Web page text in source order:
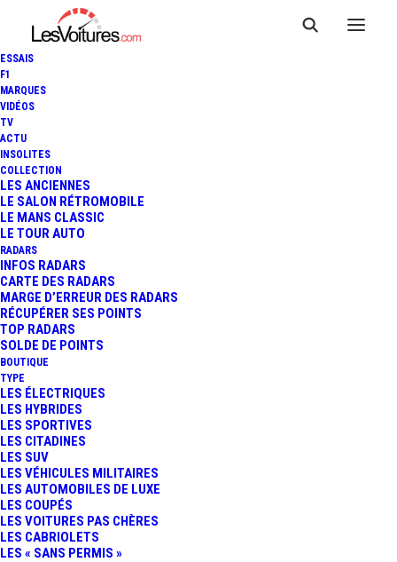
ESSAIS
F1
MARQUES
VIDÉOS
TV
ACTU
INSOLITES
COLLECTION
LES ANCIENNES
LE SALON RÉTROMOBILE
LE MANS CLASSIC
LE TOUR AUTO
RADARS
INFOS RADARS
CARTE DES RADARS
MARGE D’ERREUR DES RADARS
RÉCUPÉRER SES POINTS
TOP RADARS
SOLDE DE POINTS
BOUTIQUE
TYPE
LES ÉLECTRIQUES
LES HYBRIDES
LES SPORTIVES
LES CITADINES
LES SUV
LES VÉHICULES MILITAIRES
LES AUTOMOBILES DE LUXE
LES COUPÉS
LES VOITURES PAS CHÈRES
LES CABRIOLETS
LES « SANS PERMIS »
INCROYABLE CAMION DE
POMPIERS ÉLECTRIQUE À
GÉNÉRATEUR DIESEL
3 Minutes